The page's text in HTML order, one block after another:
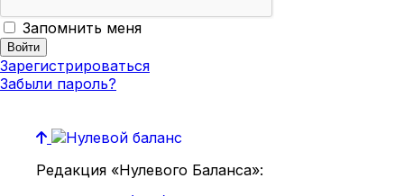
Запомнить меня
Зарегистрироваться
Забыли пароль?
Редакция «Нулевого Баланса»: